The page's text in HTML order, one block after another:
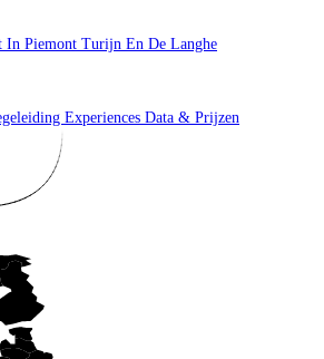
In Piemont Turijn En De Langhe
Experiences Data & Prijzen